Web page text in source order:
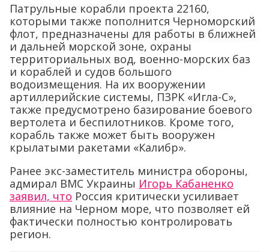
Патрульные корабли проекта 22160,
которыми также пополнится Черноморский
флот, предназначены для работы в ближней
и дальней морской зоне, охраны
территориальных вод, военно-морских баз
и кораблей и судов большого
водоизмещения. На их вооружении
артиллерийские системы, ПЗРК «Игла-С»,
также предусмотрено базирование боевого
вертолета и беспилотников. Кроме того,
корабль также может быть вооружен
крылатыми ракетами «Калибр».
Ранее экс-заместитель министра обороны,
адмирал ВМС Украины Игорь Кабаненко
заявил, что Россия критически усиливает
влияние на Черном море, что позволяет ей
фактически полностью контролировать
регион.